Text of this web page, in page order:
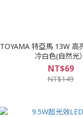
TOYAMA 特亞馬 13W 高
冷白色(自然光）
NT$69
NT$149